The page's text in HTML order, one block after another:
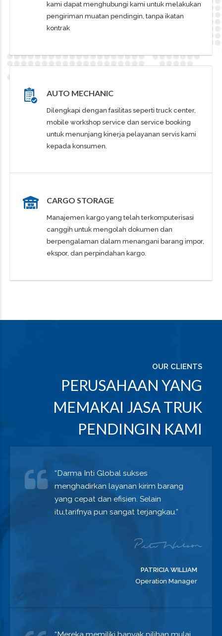
kami dapat menghubungi kami untuk melakukan
pengiriman muatan pendingin, tanpa ikatan
kontrak
AUTO MECHANIC
Dilengkapi dengan fasilitas seperti truck center,
mobile workshop service dan service booking
untuk menunjang kinerja pelayanan servis kami
kepada konsumen.
CARGO STORAGE
Manajemen kargo yang telah terkomputerisasi
canggih untuk mengolah dokumen dan
berpengalaman dalam menangani barang impor,
ekspor, dan perpindahan kargo.
OUR CLIENTS
PERUSAHAAN YANG
MEMAKAI JASA TRUK
PENDINGIN KAMI
“Darma Inti Global sukses
menghadirkan layanan kirim barang
yang cepat dan efisien. Selain
itu,tarifnya pun sangat terjangkau.”
PATRICIA WILLIAM
Operation Manager